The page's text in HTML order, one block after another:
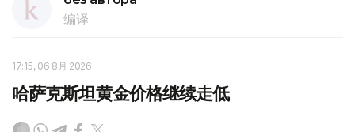
编译
17:15, 06 8月 2026
哈萨克斯坦黄金价格继续走低